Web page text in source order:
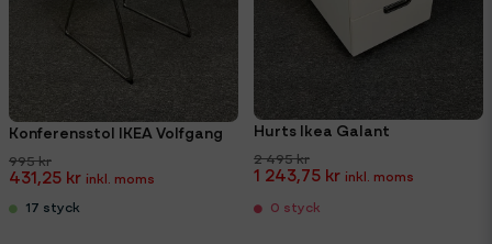
Konferensstol IKEA Volfgang
995 kr
431,25 kr
17 styck
Hurts Ikea Galant
2 495 kr
1 243,75 kr
0 styck